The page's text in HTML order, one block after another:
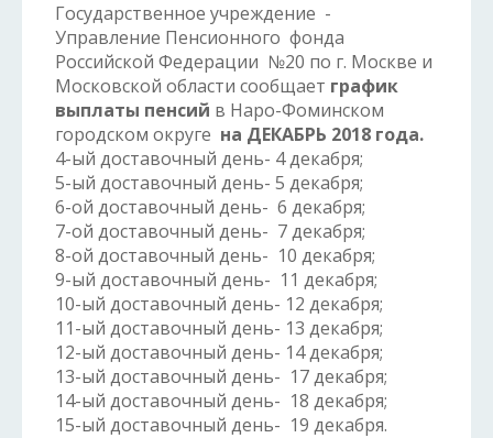
Государственное учреждение -
Управление Пенсионного фонда
Российской Федерации №20 по г. Москве и
Московской области сообщает график
выплаты пенсий в Наро-Фоминском
городском округе на ДЕКАБРЬ 2018 года.
4-ый доставочный день- 4 декабря;
5-ый доставочный день- 5 декабря;
6-ой доставочный день- 6 декабря;
7-ой доставочный день- 7 декабря;
8-ой доставочный день- 10 декабря;
9-ый доставочный день- 11 декабря;
10-ый доставочный день- 12 декабря;
11-ый доставочный день- 13 декабря;
12-ый доставочный день- 14 декабря;
13-ый доставочный день- 17 декабря;
14-ый доставочный день- 18 декабря;
15-ый доставочный день- 19 декабря.